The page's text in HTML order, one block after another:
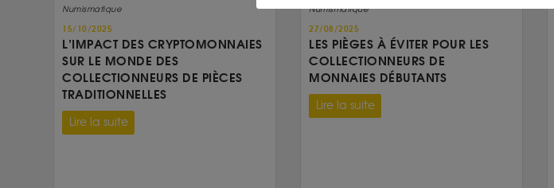
Numismatique
15/10/2025
L’IMPACT DES CRYPTOMONNAIES
SUR LE MONDE DES
COLLECTIONNEURS DE PIÈCES
TRADITIONNELLES
Lire la suite
Numismatique
27/08/2025
LES PIÈGES À ÉVITER POUR LES
COLLECTIONNEURS DE
MONNAIES DÉBUTANTS
Lire la suite